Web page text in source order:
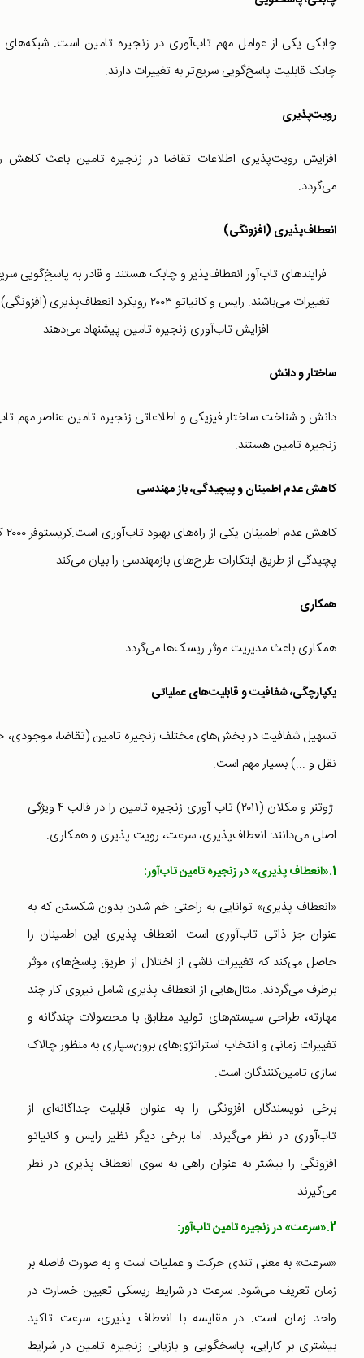
چابکی یکی از عوامل مهم تاب‌آوری در زنجیره تامین است. شبکه‌های
چابک قابلیت پاسخ‌گویی سریع‌تر به تغییرات دارند.
رویت‌پذیری
افزایش رویت‌پذیری اطلاعات تقاضا در زنجیره تامین باعث
می‌گردد.
انعطاف‌پذیری (افزونگی)
فرایندهای تاب‌آور انعطاف‌پذیر و چابک هستند و قادر به پاسخ‌گویی
تغییرات می‌باشند. رایس و کانیاتو ۲۰۰۳ رویکرد انعطاف‌پذیری
افزایش تاب‌آوری زنجیره تامین پیشنهاد می‌دهند.
ساختار و دانش
دانش و شناخت ساختار فیزیکی و اطلاعاتی زنجیره تامین عناصر مهم
زنجیره تامین هستند.
کاهش عدم اطمینان و پیچیدگی،‌ باز مهندسی
پچیدگی از طریق ابتکارات طرح‌های بازمهندسی را بیان می‌کند.
همکاری
همکاری باعث مدیریت موثر ریسک‌ها می‌گردد
یکپارچگی، شفافیت و قابلیت‌های عملیاتی
تسهیل شفافیت در بخش‌های مختلف زنجیره تامین (تقاضا،
نقل و ...) بسیار مهم است.
ژوتنر و مکلان (۲۰۱۱)‌ تاب آوری زنجیره تامین را در قالب ۴ ویژگی
اصلی می‌دانند: انعطاف‌پذیری، سرعت، رویت پذیری و همکاری.
1.«انعطاف پذیری» در زنجیره تامین تاب‌آور:
«انعطاف پذیری» توانایی به راحتی خم شدن بدون شکستن که به
عنوان جز ذاتی تاب‌آوری است. انعطاف پذیری این اطمینان را
حاصل می‌کند که تغییرات ناشی از اختلال از طریق پاسخ‌های موثر
برطرف می‌گردند. مثال‌هایی از انعطاف پذیری شامل نیروی کار چند
مهارته، طراحی سیستم‌‌های تولید مطابق با محصولات چندگانه و
تغییرات زمانی و انتخاب استراتژی‌های برون‌سپاری به منظور چالاک
سازی تامین‌کنندگان است.
برخی نویسندگان افزونگی را به عنوان قابلیت جداگانه‌ای از
تاب‌آوری در نظر می‌گیرند. اما برخی دیگر نظیر رایس و کانیاتو
افزونگی را بیشتر به عنوان راهی به سوی انعطاف پذیری در نظر
می‌گیرند.
2.«سرعت» در زنجیره تامین تاب‌آور:
«سرعت» به معنی تندی حرکت و عملیات است و به صورت فاصله بر
زمان تعریف می‌شود. سرعت در شرایط ریسکی تعیین خسارت در
واحد زمان است. در مقایسه با انعطاف پذیری، سرعت تاکید
بیشتری بر کارایی، پاسخگویی و بازیابی زنجیره تامین در شرایط